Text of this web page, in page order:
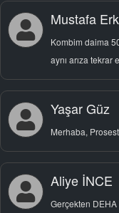
Mustafa
Kombim daima
aynı arıza
Yaşar Güz
Merhaba,
Aliye İNCE
Gerçekten